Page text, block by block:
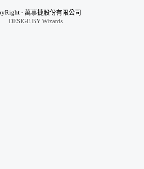
- 萬事捷股份有限公司
DESIGE BY Wizards